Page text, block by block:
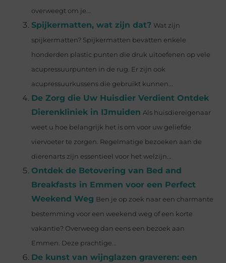
overweegt om je...
Spijkermatten, wat zijn dat? Wat zijn
spijkermatten? Spijkermatten bevatten enkele
honderden plastic punten die druk uitoefenen op vele
acupressuurpunten in de rug. Er zijn ook
acupressuurkussens die gebruikt kunnen...
De Zorg die Uw Huisdier Verdient Ontdek
Dierenkliniek in IJmuiden Als huisdiereigenaar
weet u hoe belangrijk het is om voor uw geliefde
viervoeter te zorgen. Regelmatige bezoeken aan de
dierenarts zijn essentieel voor het welzijn...
Ontdek de Betovering van Bed and
Breakfasts in Emmen voor een Perfect
Weekend Weg Ben je op zoek naar een charmante
bestemming voor een weekend weg of een korte
vakantie? Overweeg dan eens een bezoek aan
Emmen. Deze prachtige...
De kunst van wijnglazen graveren: een